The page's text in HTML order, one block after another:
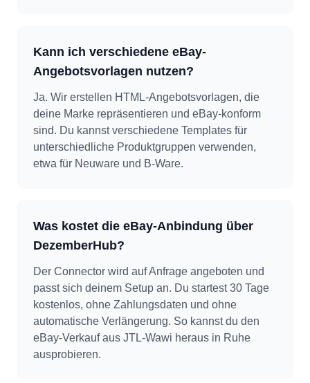
Kann ich verschiedene eBay-
Angebotsvorlagen nutzen?
Ja. Wir erstellen HTML-Angebotsvorlagen, die
deine Marke repräsentieren und eBay-konform
sind. Du kannst verschiedene Templates für
unterschiedliche Produktgruppen verwenden,
etwa für Neuware und B-Ware.
Was kostet die eBay-Anbindung über
DezemberHub?
Der Connector wird auf Anfrage angeboten und
passt sich deinem Setup an. Du startest 30 Tage
kostenlos, ohne Zahlungsdaten und ohne
automatische Verlängerung. So kannst du den
eBay-Verkauf aus JTL-Wawi heraus in Ruhe
ausprobieren.